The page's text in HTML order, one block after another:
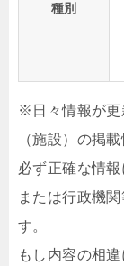
種別
※日々情報が更
（施設）の掲
必ず正確な情
または行政機
す。
もし内容の相